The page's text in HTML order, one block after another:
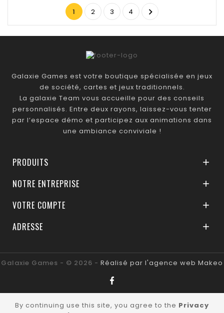
1
2 3 4 
Galaxie Games est votre boutique spécialisée en jeux
de société, cartes et jeux traditionnels.
La galaxie Team vous accueille pour des conseils
personnalisés. Entre deux rayons, laissez-vous tenter
par l’espace démo et participez aux animations dans
une ambiance conviviale !
PRODUITS 
NOTRE ENTREPRISE 
VOTRE COMPTE 
ADRESSE 
Galaxie Games - © 2026 - Réalisé par l'agence web Makeo
By continuing use this site, you agree to the Privacy